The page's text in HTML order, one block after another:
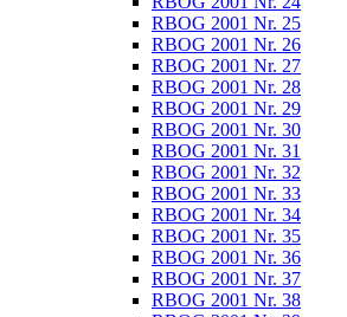
RBOG 2001 Nr. 25
RBOG 2001 Nr. 26
RBOG 2001 Nr. 27
RBOG 2001 Nr. 28
RBOG 2001 Nr. 29
RBOG 2001 Nr. 30
RBOG 2001 Nr. 31
RBOG 2001 Nr. 32
RBOG 2001 Nr. 33
RBOG 2001 Nr. 34
RBOG 2001 Nr. 35
RBOG 2001 Nr. 36
RBOG 2001 Nr. 37
RBOG 2001 Nr. 38